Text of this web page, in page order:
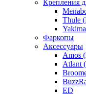
Крепления
Thule
Фаркопы
Аксессуары
Amos
Atlant
ED